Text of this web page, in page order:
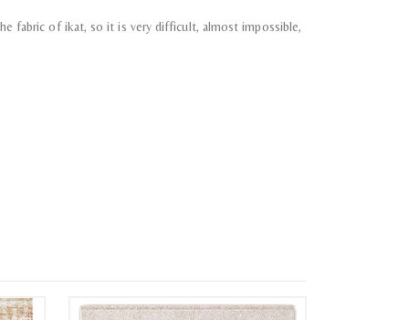
fabric of ikat, so it is very difficult, almost impossible,